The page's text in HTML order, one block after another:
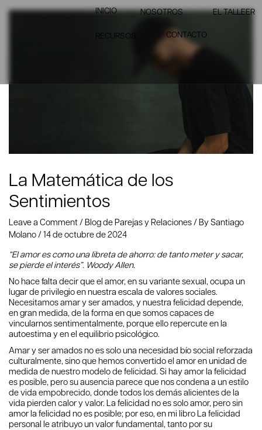
INICIO NOSOTROS EL TALLEER
RECURSOS CONTACTO
La Matemática de los
Sentimientos
Leave a Comment / Blog de Parejas y Relaciones/ By Santiago
Molano / 14 de octubre de 2024
“El amor es como una libreta de ahorro: de tanto meter y sacar,
se pierde el interés”. Woody Allen.
No hace falta decir que el amor, en su variante sexual, ocupa un
lugar de privilegio en nuestra escala de valores sociales.
Necesitamos amar y ser amados, y nuestra felicidad depende,
en gran medida, de la forma en que somos capaces de
vincularnos sentimentalmente, porque ello repercute en la
autoestima y en el equilibrio psicológico.
Amar y ser amados no es solo una necesidad bío social reforzada
culturalmente, sino que hemos convertido el amor en unidad de
medida de nuestro modelo de felicidad. Si hay amor la felicidad
es posible, pero su ausencia parece que nos condena a un estilo
de vida empobrecido, donde todos los demás alicientes de la
vida pierden calor y valor. La felicidad no es solo amor, pero sin
amor la felicidad no es posible; por eso, en mi libro La felicidad
personal le atribuyo un valor fundamental, tanto por su